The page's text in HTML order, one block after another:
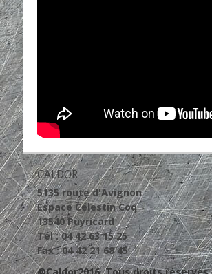
CALDOR
5135 route d'Avignon
Espace Célestin Coq
13540 Puyricard
Tél : 04 42 63 15 25
Fax : 04 42 21 68 45